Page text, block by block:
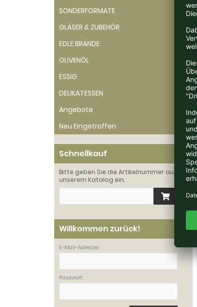
SONDERFORMATE
GLÄSER & ZUBEHÖR
EDLE BRÄNDE
OLIVENÖL
ESSIG
DELIKATESSEN
Angebote
Neu Eingetroffen
Schnellkauf
Bitte geben Sie die Artikelnummer aus
unserem Katalog ein.
Willkommen zurück!
E-Mail-Adresse:
Passwort: